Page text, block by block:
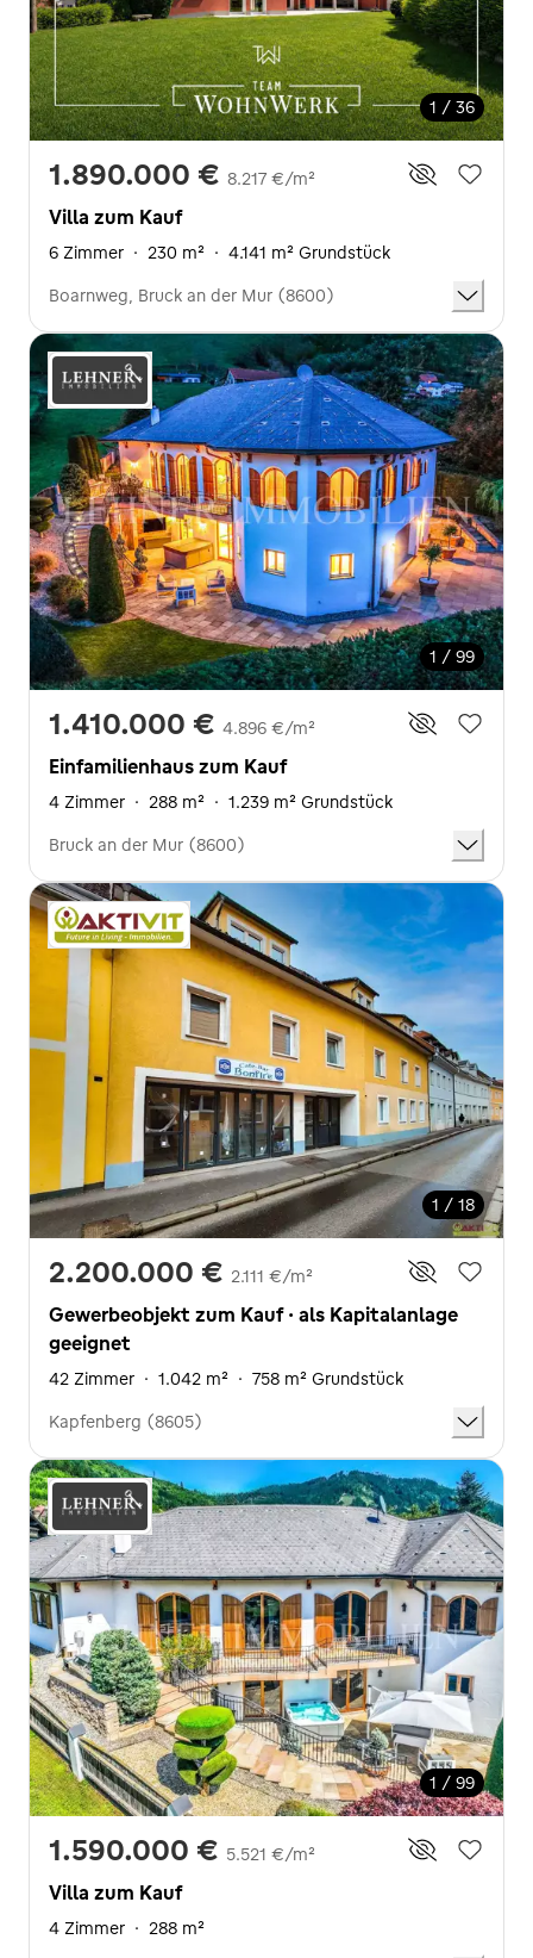
1 / 36
1.890.000 € 8.217 €/m²
Villa zum Kauf
6 Zimmer · 230 m² · 4.141 m² Grundstück
Boarnweg, Bruck an der Mur (8600)
1 / 99
1.410.000 € 4.896 €/m²
Einfamilienhaus zum Kauf
4 Zimmer · 288 m² · 1.239 m² Grundstück
Bruck an der Mur (8600)
1 / 18
2.200.000 € 2.111 €/m²
Gewerbeobjekt zum Kauf · als Kapitalanlage
geeignet
42 Zimmer · 1.042 m² · 758 m² Grundstück
Kapfenberg (8605)
1 / 99
1.590.000 € 5.521 €/m²
Villa zum Kauf
4 Zimmer · 288 m²